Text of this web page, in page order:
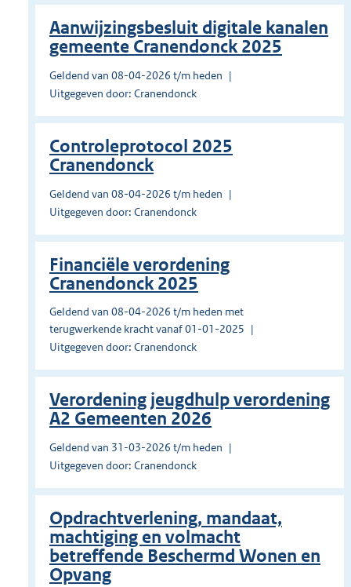
Aanwijzingsbesluit digitale kanalen
gemeente Cranendonck 2025
Geldend van 08-04-2026 t/m heden
Uitgegeven door: Cranendonck
Controleprotocol 2025
Cranendonck
Geldend van 08-04-2026 t/m heden
Uitgegeven door: Cranendonck
Financiële verordening
Cranendonck 2025
Geldend van 08-04-2026 t/m heden met
terugwerkende kracht vanaf 01-01-2025
Uitgegeven door: Cranendonck
Verordening jeugdhulp verordening
A2 Gemeenten 2026
Geldend van 31-03-2026 t/m heden
Uitgegeven door: Cranendonck
Opdrachtverlening, mandaat,
machtiging en volmacht
betreffende Beschermd Wonen en
Opvang